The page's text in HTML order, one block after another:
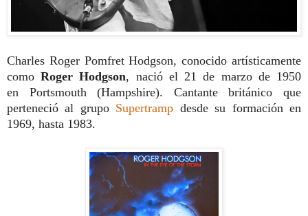
Charles Roger Pomfret Hodgson, conocido artísticamente
comoRoger Hodgson, nació el 21 de marzo de 1950
en Portsmouth (Hampshire). Cantante británicoque
perteneció al grupo Supertramp desde su formación en
1969, hasta 1983.